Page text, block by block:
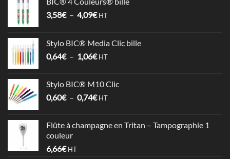
3,58€ – 4,09€Plage
3,58€
à
HT
Stylo BIC® Media Clic bille
0,64€ – 1,06€Plage
0,64€
à
HT
Stylo BIC® M10 Clic
0,60€ – 0,74€Plage
0,60€
HT
Flûte à champagne en Tritan – Tampographie 1
couleur
6,66€ HT